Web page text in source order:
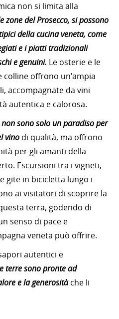
non si limita alla
zone del Prosecco, si possono
della cucina veneta, come
e i piatti tradizionali
e genuini. Le osterie e le
offrono un'ampia
accompagnate da vini
autentica e calorosa.
non sono solo un paradiso per
vino di qualità, ma offrono
per gli amanti della
Escursioni tra i vigneti,
gite in bicicletta lungo i
ai visitatori di scoprire la
terra, godendo di
senso di pace e
veneta può offrire.
autentici e
terre sono pronte ad
e la generosità che li